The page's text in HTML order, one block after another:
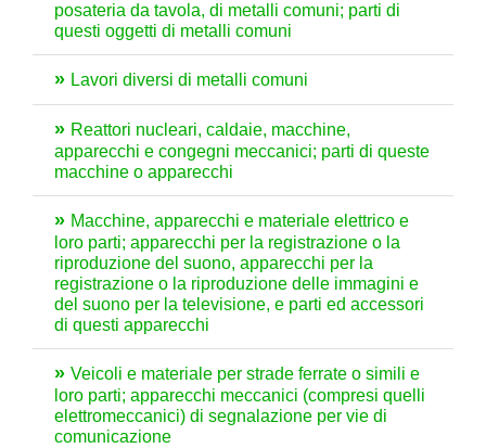
posateria da tavola, di metalli comuni; parti di
questi oggetti di metalli comuni
Lavori diversi di metalli comuni
Reattori nucleari, caldaie, macchine,
apparecchi e congegni meccanici; parti di queste
macchine o apparecchi
Macchine, apparecchi e materiale elettrico e
loro parti; apparecchi per la registrazione o la
riproduzione del suono, apparecchi per la
registrazione o la riproduzione delle immagini e
del suono per la televisione, e parti ed accessori
di questi apparecchi
Veicoli e materiale per strade ferrate o simili e
loro parti; apparecchi meccanici (compresi quelli
elettromeccanici) di segnalazione per vie di
comunicazione